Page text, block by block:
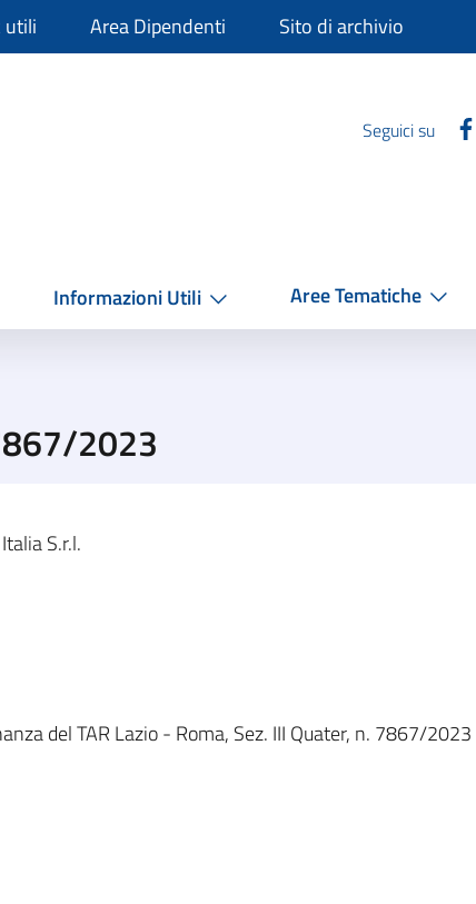
utili Area Dipendenti Sito di archivio
Seguici su
Informazioni Utili Aree Tematiche
2023
S.r.l.
del TAR Lazio - Roma, Sez. III Quater, n. 7867/